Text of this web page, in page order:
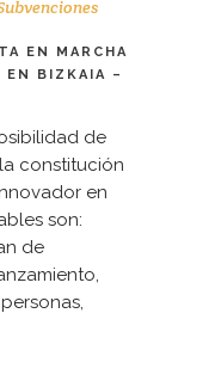
EN MARCHA
EN BIZKAIA –
de
constitución
en
son:
de